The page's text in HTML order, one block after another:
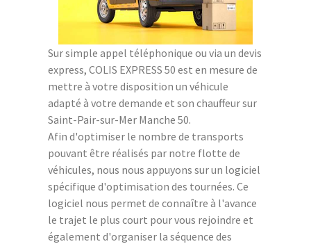
Sur simple appel téléphonique ou via un devis
express, COLIS EXPRESS 50 est en mesure de
mettre à votre disposition un véhicule
adapté à votre demande et son chauffeur sur
Saint-Pair-sur-Mer Manche 50.
Afin d'optimiser le nombre de transports
pouvant être réalisés par notre flotte de
véhicules, nous nous appuyons sur un logiciel
spécifique d'optimisation des tournées. Ce
logiciel nous permet de connaître à l'avance
le trajet le plus court pour vous rejoindre et
également d'organiser la séquence des